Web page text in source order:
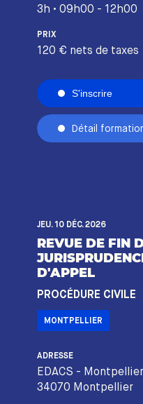
3h • 09h00 - 12h00
PRIX
120 € nets de taxes
S'inscrire
Détail
JEU. 10 DÉC. 2026
REVUE DE FIN
D'APPEL
PROCÉDURE CIVILE
MONTPELLIER
ADRESSE
EDACS -
34070 Montpellier